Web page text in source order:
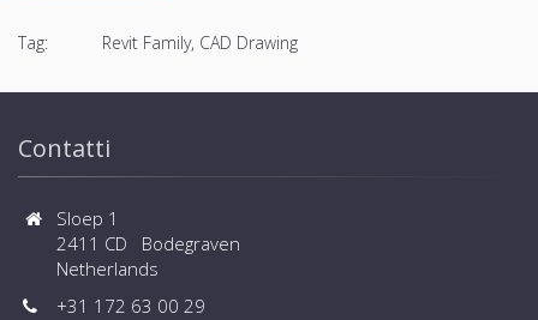
Tag: Revit Family, CAD Drawing
Contatti
Sloep 1
2411 CD Bodegraven
Netherlands
+31 172 63 00 29